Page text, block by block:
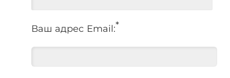
Ваш адрес Email:*